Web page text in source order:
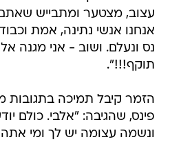
עצוב, מצטער ומתבייש
אנחנו אנשי נתינה, אמת
נס ונעלם. ושוב - אני מגנה
תוקף!!!".
הזמר קיבל תמיכה בתגובות
פינס, שהגיבה: "אלבי. כולם
ונשמה עצומה יש לך ומי